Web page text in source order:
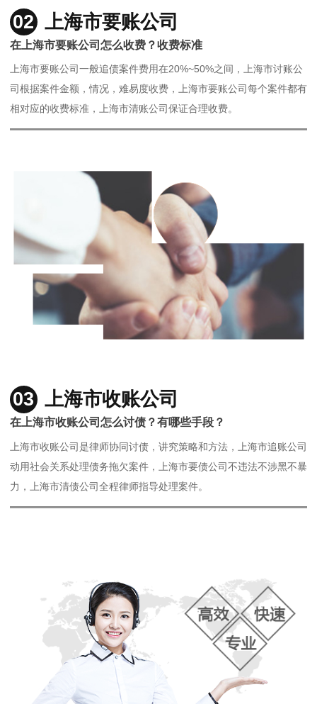
02 上海市要账公司
在上海市要账公司怎么收费？收费标准
上海市要账公司一般追债案件费用在20%~50%之间，上海市讨账公
司根据案件金额，情况，难易度收费，上海市要账公司每个案件都有
相对应的收费标准，上海市清账公司保证合理收费。
03 上海市收账公司
在上海市收账公司怎么讨债？有哪些手段？
上海市收账公司是律师协同讨债，讲究策略和方法，上海市追账公司
动用社会关系处理债务拖欠案件，上海市要债公司不违法不涉黑不暴
力，上海市清债公司全程律师指导处理案件。